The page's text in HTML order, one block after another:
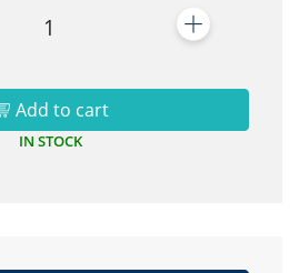
1
Add to cart
IN STOCK